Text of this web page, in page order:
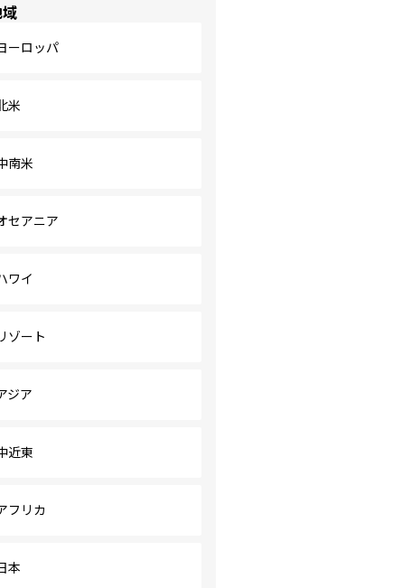
ーロッパ
米
南米
セアニア
ワイ
ゾート
ジア
近東
フリカ
本